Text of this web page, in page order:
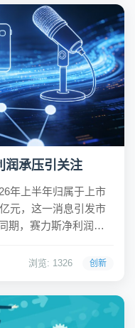
润承压引关注
年上半年归属于上市
元，这一消息引发市
期，赛力斯净利润尚
业，赛力斯的由盈转
浏览: 1326 创新